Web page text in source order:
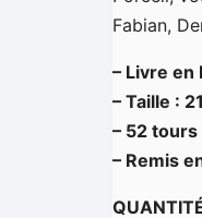
Fabian,
– Livre en
– Taille :
– 52
– Remis